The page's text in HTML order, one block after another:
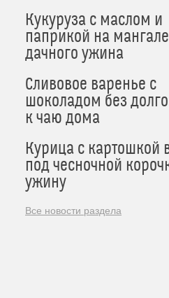
Кукуруза с маслом и
паприкой на
дачного ужина
Сливовое варенье с
шоколадом без
к чаю дома
Курица с картошкой
под чесночной
ужину
Все новости раздела